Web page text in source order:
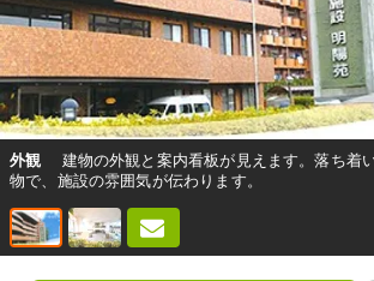
外観
建物の外観と案内看板が見えます。落ち着
物で、施設の雰囲気が伝わります。